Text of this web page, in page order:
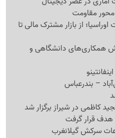
محور مقاومت
اوراسیا؛ از بازار مشترک مالی تا
همکاری‌های دانشگاهی و
– بندرعباس
کاظمی در شیراز برگزار شد
قرار گرفت
سرکش گیلانغرب